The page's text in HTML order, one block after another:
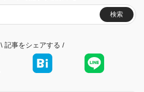
検索
\ 記事をシェアする /